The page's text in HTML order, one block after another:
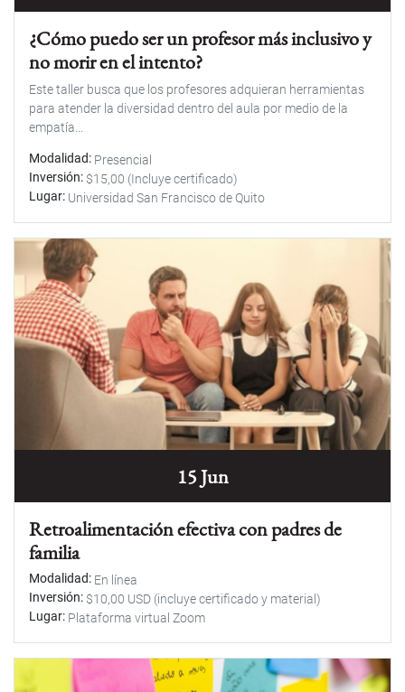
¿Cómo puedo ser un profesor más inclusivo y
no morir en el intento?
Este taller busca que los profesores adquieran herramientas
para atender la diversidad dentro del aula por medio de la
empatía...
Modalidad Presencial
Inversión $15,00 (Incluye certificado)
Lugar Universidad San Francisco de Quito
15 Jun
Retroalimentación efectiva con padres de
familia
Modalidad En línea
Inversión $10,00 USD (incluye certificado y material)
Lugar Plataforma virtual Zoom